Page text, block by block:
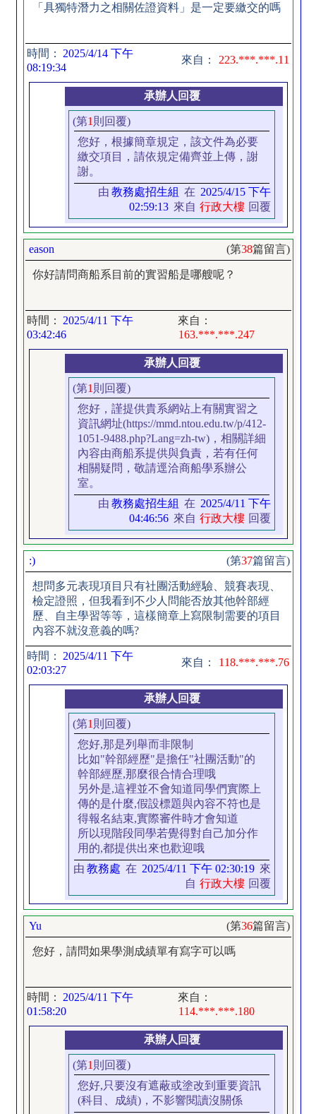
「具獨特潛力之相關佐證資料」是一定要繳交的嗎
時間：
2025/4/14 下午
08:19:34
來自： 223.***.***.11
承辦人回覆
(第1 則回覆)
您好，根據簡章規定，該文件為必要
繳交項目，請依規定備齊並上傳，謝
謝。
由 教務處招生組 在 2025/4/15 下午
02:59:13 來自 行政大樓 回覆
eason (第38篇留言)
你好請問商船系目前的實習船是哪艘呢？
時間：
2025/4/11 下午
03:42:46
來自：
163.***.***.247
承辦人回覆
(第1 則回覆)
您好，謹提供貴系網站上有關實習之
資訊網址(https://mmd.ntou.edu.tw/p/412-
1051-9488.php?Lang=zh-tw)，相關詳細
內容由商船系提供與負責，若有任何
相關疑問，敬請逕洽商船學系辦公
室。
由 教務處招生組 在 2025/4/11 下午
04:46:56 來自 行政大樓 回覆
:) (第37篇留言)
想問多元表現項目只有社團活動經驗、競賽表現、
檢定證照，但我看到不少人問能否放其他幹部經
歷、自主學習等等，這樣簡章上寫限制需要的項目
內容不就沒意義的嗎?
時間：
2025/4/11 下午
02:03:27
來自： 118.***.***.76
承辦人回覆
(第1 則回覆)
您好,那是列舉而非限制
比如"幹部經歷"是擔任"社團活動"的
幹部經歷,那麼很合情合理哦
另外是,這裡並不會知道同學們實際上
傳的是什麼,假設標題與內容不符也是
得報名結束,實際審件時才會知道
所以現階段同學若覺得對自己加分作
用的,都提供出來也歡迎哦
由 教務處 在 2025/4/11 下午 02:30:19 來
自 行政大樓 回覆
Yu (第36篇留言)
您好，請問如果學測成績單有寫字可以嗎
時間：
2025/4/11 下午
01:58:20
來自：
114.***.***.180
承辦人回覆
(第1 則回覆)
您好,只要沒有遮蔽或塗改到重要資訊
(科目、成績)，不影響閱讀沒關係